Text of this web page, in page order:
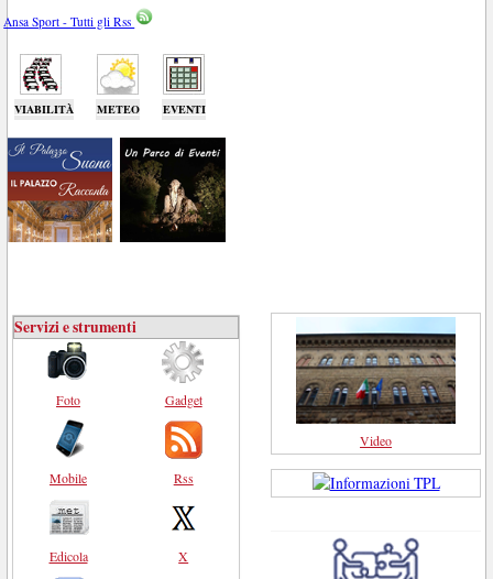
Ansa Sport - Tutti gli Rss
VIABILITÀ METEO EVENTI
Servizi e strumenti
Foto
Mobile
Edicola
Gadget
Rss
X
Video